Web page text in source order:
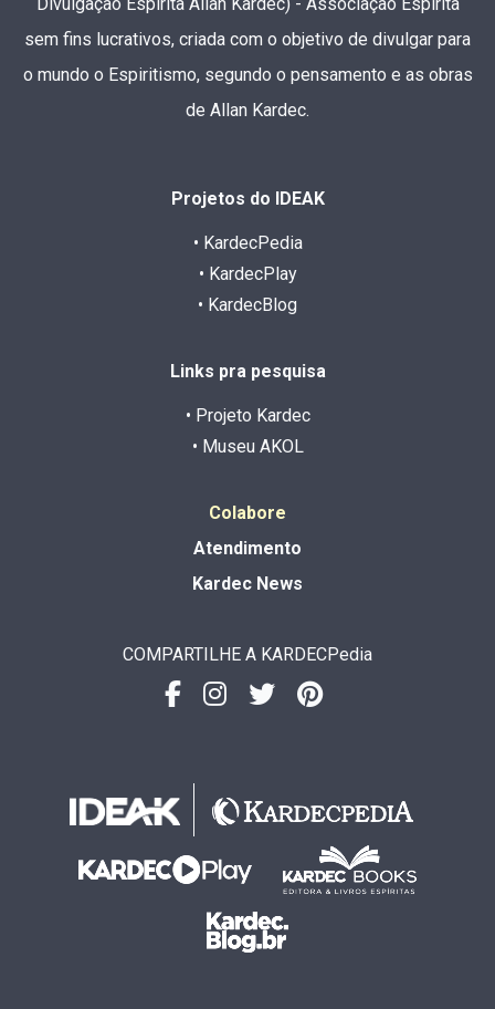
sem fins lucrativos, criada com o objetivo de divulgar para
o mundo o Espiritismo, segundo o pensamento e as obras
de Allan Kardec.
Projetos do IDEAK
• KardecPedia
• KardecPlay
• KardecBlog
Links pra pesquisa
• Projeto Kardec
• Museu AKOL
Colabore
Atendimento
Kardec News
COMPARTILHE A KARDECPedia